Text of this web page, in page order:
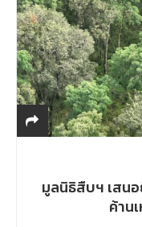
มูลนิธิสืบฯ เสน
ค้าน